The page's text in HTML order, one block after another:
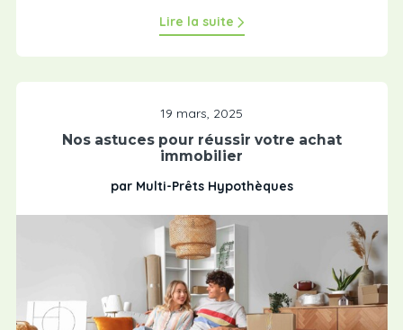
Lire la suite
19 mars, 2025
Nos astuces pour réussir votre achat
immobilier
par Multi-Prêts Hypothèques